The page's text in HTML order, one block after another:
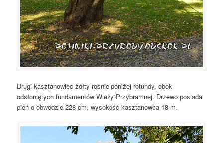
Drugi kasztanowiec żółty rośnie poniżej rotundy, obok
odsłoniętych fundamentów Wieży Przybramnej. Drzewo posiada
pień o obwodzie 228 cm, wysokość kasztanowca 18 m.